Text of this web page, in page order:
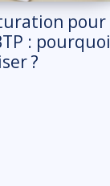
pour
: pourquoi
?